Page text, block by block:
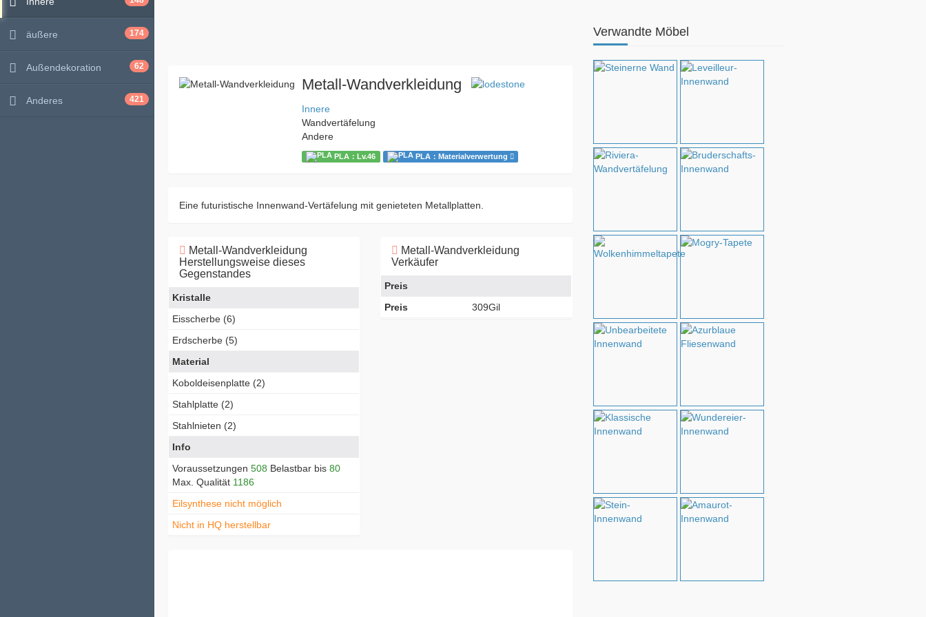
Metall-Wandverkleidung
Innere
Wandvertäfelung
Andere
PLA：Lv.46 PLA：Materialverwertung
Eine futuristische Innenwand-Vertäfelung mit genieteten Metallplatten.
Metall-Wandverkleidung
Herstellungsweise dieses
Gegenstandes
Kristalle
Eisscherbe (6)
Erdscherbe (5)
Material
Koboldeisenplatte (2)
Stahlplatte (2)
Stahlnieten (2)
Info
Voraussetzungen 508 Belastbar bis 80
Max. Qualität 1186
Eilsynthese nicht möglich
Nicht in HQ herstellbar
Metall-Wandverkleidung
Verkäufer
Preis
Preis
309Gil
Verwandte Möbel
äußere 174
Außendekoration 62
Anderes 421